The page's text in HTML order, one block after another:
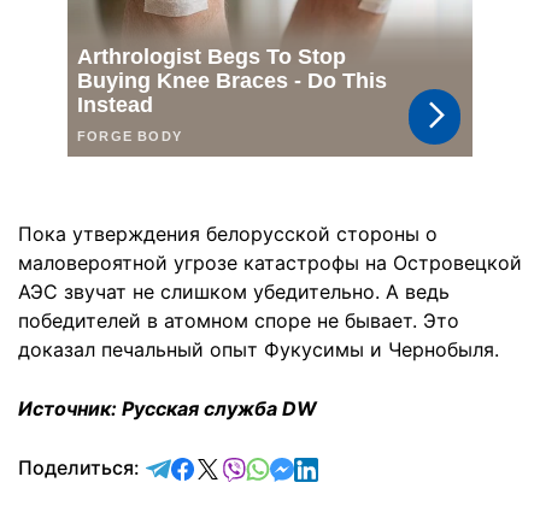
Пока утверждения белорусской стороны о
маловероятной угрозе катастрофы на Островецкой
АЭС звучат не слишком убедительно. А ведь
победителей в атомном споре не бывает. Это
доказал печальный опыт Фукусимы и Чернобыля.
Источник: Русская служба DW
Поделиться: отправить в Telegram
поделиться в Facebook
поделиться в X
отправить в Viber
отправить в Whatsapp
отправить в Messenger
отправить в LinkedIn